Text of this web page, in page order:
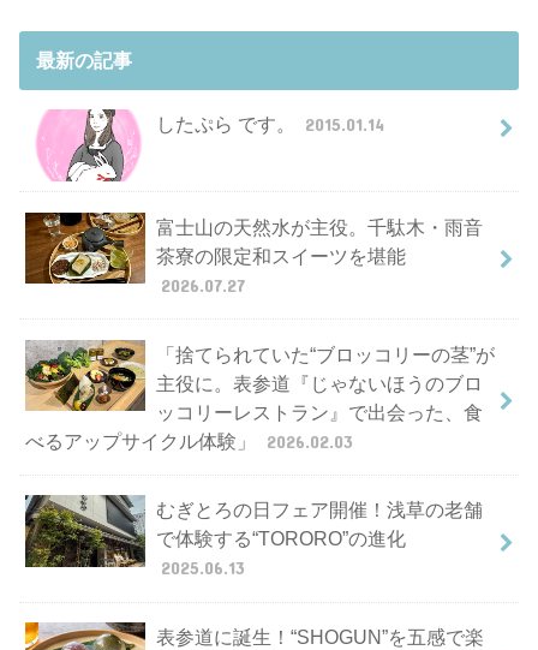
最新の記事
したぷら です。 2015.01.14
富士山の天然水が主役。千駄木・雨音
茶寮の限定和スイーツを堪能
2026.07.27
「捨てられていた“ブロッコリーの茎”が
主役に。表参道『じゃないほうのブロ
ッコリーレストラン』で出会った、食
べるアップサイクル体験」
2026.02.03
むぎとろの日フェア開催！浅草の老舗
で体験する“TORORO”の進化
2025.06.13
表参道に誕生！“SHOGUN”を五感で楽